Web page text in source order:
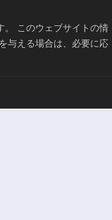
。 このウェブサイトの情
与える場合は、必要に応